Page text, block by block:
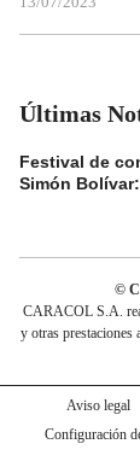
Últimas
Festival de
Simón
©
CARACOL S.A.
y otras prestaciones
Aviso legal
Configuración